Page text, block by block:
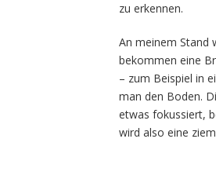
zu erkennen.
An meinem Stand
bekommen eine
– zum Beispiel in
man den Boden.
etwas fokussiert,
wird also eine